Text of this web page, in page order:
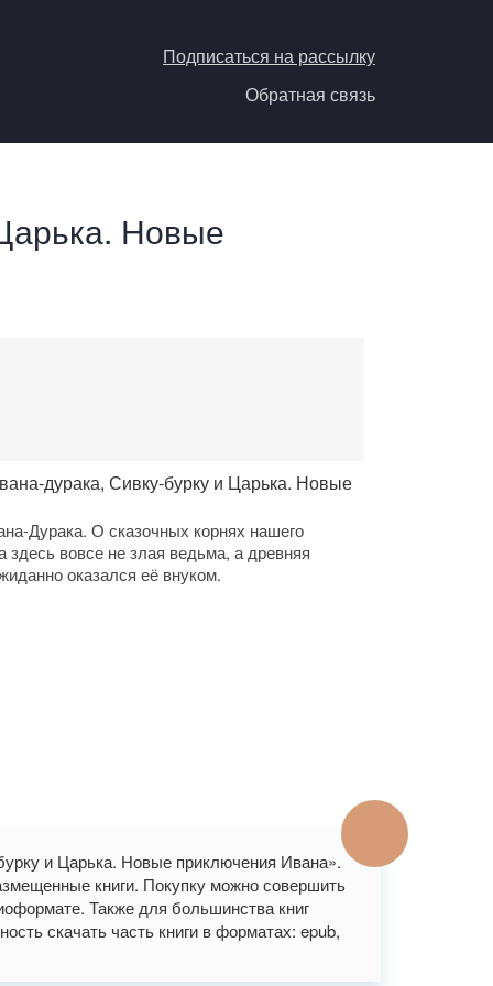
Подписаться на рассылку
Обратная связь
Новые
дурака, Сивку-бурку и Царька. Новые
Дурака. О сказочных корнях нашего
здесь вовсе не злая ведьма, а древняя
оказался её внуком.
и Царька. Новые приключения Ивана».
книги. Покупку можно совершить
Также для большинства книг
скачать часть книги в форматах: epub,